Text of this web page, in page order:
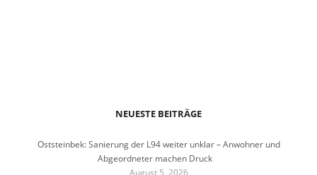
NEUESTE BEITRÄGE
Oststeinbek: Sanierung der L94 weiter unklar – Anwohner und
Abgeordneter machen Druck
August 5, 2026